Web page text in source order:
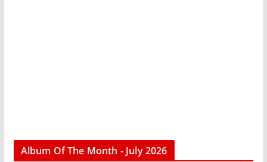
Album Of The Month - July 2026